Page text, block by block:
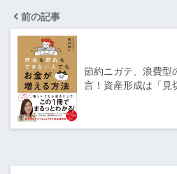
前の記事
節約ニガテ、浪費型
言！資産形成は「見